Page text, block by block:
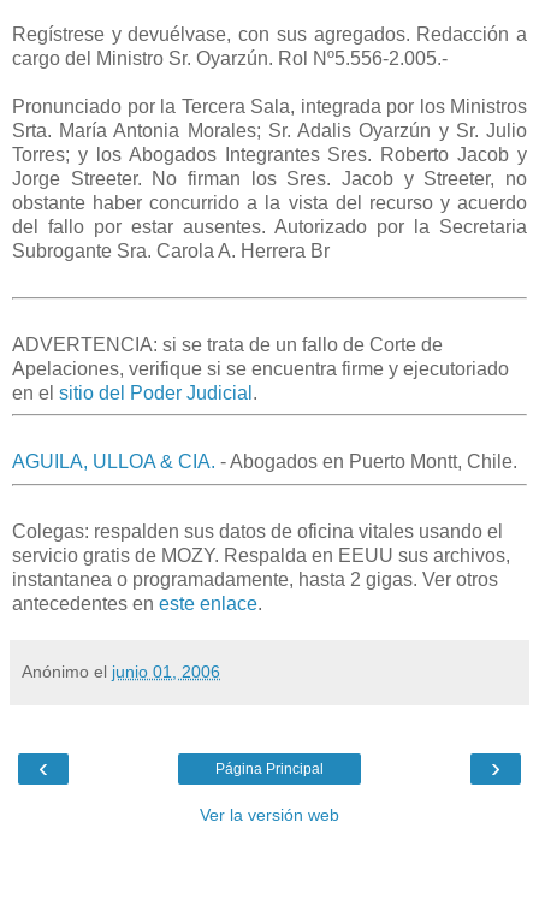
Regístrese y devuélvase, con sus agregados. Redacción a
cargo del Ministro Sr. Oyarzún. Rol Nº5.556-2.005.-
Pronunciado por la Tercera Sala, integrada por los Ministros
Srta. María Antonia Morales; Sr. Adalis Oyarzún y Sr. Julio
Torres; y los Abogados Integrantes Sres. Roberto Jacob y
Jorge Streeter. No firman los Sres. Jacob y Streeter, no
obstante haber concurrido a la vista del recurso y acuerdo
del fallo por estar ausentes. Autorizado por la Secretaria
Subrogante Sra. Carola A. Herrera Br
ADVERTENCIA: si se trata de un fallo de Corte de
Apelaciones, verifique si se encuentra firme y ejecutoriado
en el sitio del Poder Judicial .
AGUILA, ULLOA & CIA. - Abogados en Puerto Montt, Chile.
Colegas: respalden sus datos de oficina vitales usando el
servicio gratis de MOZY. Respalda en EEUU sus archivos,
instantanea o programadamente, hasta 2 gigas. Ver otros
antecedentes en este enlace.
Anónimo el junio 01, 2006
‹ ›
Página Principal
Ver la versión web